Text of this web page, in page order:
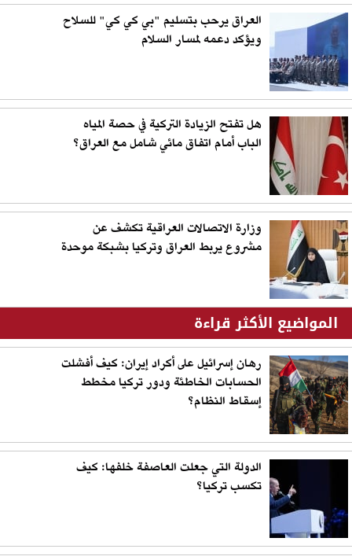
العراق يرحب بتسليم "بي كي كي" للسلاح
ويؤكد دعمه لمسار السلام
هل تفتح الزيادة التركية في حصة المياه
الباب أمام اتفاق مائي شامل مع العراق؟
وزارة الاتصالات العراقية تكشف عن
مشروع يربط العراق وتركيا بشبكة موحدة
المواضيع الأكثر قراءة
رهان إسرائيل على أكراد إيران: كيف أفشلت
الحسابات الخاطئة ودور تركيا مخطط
إسقاط النظام؟
الدولة التي جعلت العاصفة خلفها: كيف
تكسب تركيا؟